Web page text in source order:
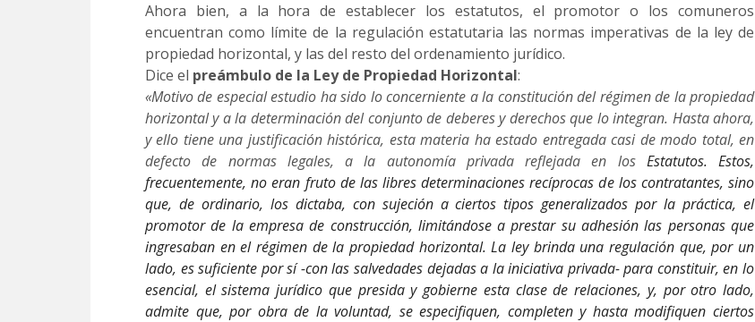
Ahora bien, a la hora de establecer los estatutos, el promotor o los comuneros
encuentran como límite de la regulación estatutaria las normas imperativas de la ley de
propiedad horizontal, y las del resto del ordenamiento jurídico.
Dice el preámbulo de la Ley de Propiedad Horizontal:
«Motivo de especial estudio ha sido lo concerniente a la constitución del régimen de la propiedad
horizontal y a la determinación del conjunto de deberes y derechos que lo integran. Hasta ahora,
y ello tiene una justificación histórica, esta materia ha estado entregada casi de modo total, en
defecto de normas legales, a la autonomía privada reflejada en los Estatutos. Estos,
frecuentemente, no eran fruto de las libres determinaciones recíprocas de los contratantes, sino
que, de ordinario, los dictaba, con sujeción a ciertos tipos generalizados por la práctica, el
promotor de la empresa de construcción, limitándose a prestar su adhesión las personas que
ingresaban en el régimen de la propiedad horizontal. La ley brinda una regulación que, por un
lado, es suficiente por sí -con las salvedades dejadas a la iniciativa privada- para constituir, en lo
esencial, el sistema jurídico que presida y gobierne esta clase de relaciones, y, por otro lado,
admite que, por obra de la voluntad, se especifiquen, completen y hasta modifiquen ciertos